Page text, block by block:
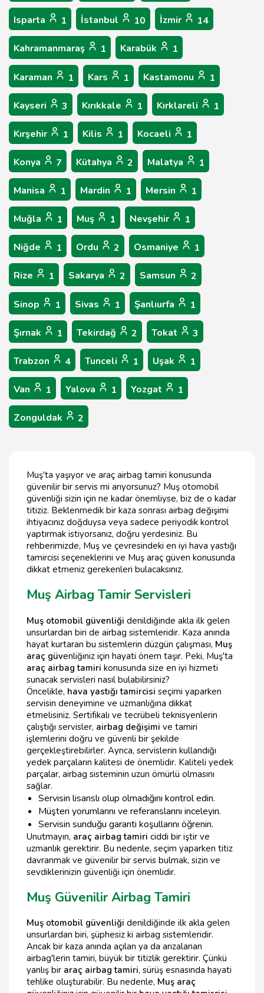
Isparta 1 İstanbul 10 İzmir 14
Kahramanmaraş 1 Karabük 1
Karaman 1 Kars 1 Kastamonu 1
Kayseri 3 Kırıkkale 1 Kırklareli 1
Kırşehir 1 Kilis 1 Kocaeli 1
Konya 7 Kütahya 2 Malatya 1
Manisa 1 Mardin 1 Mersin 1
Muğla 1 Muş 1 Nevşehir 1
Niğde 1 Ordu 2 Osmaniye 1
Rize 1 Sakarya 2 Samsun 2
Sinop 1 Sivas 1 Şanlıurfa 1
Şırnak 1 Tekirdağ 2 Tokat 3
Trabzon 4 Tunceli 1 Uşak 1
Van 1 Yalova 1 Yozgat 1
Zonguldak 2
Muş'ta yaşıyor ve araç airbag tamiri konusunda
güvenilir bir servis mi arıyorsunuz? Muş otomobil
güvenliği sizin için ne kadar önemliyse, biz de o kadar
titiziz. Beklenmedik bir kaza sonrası airbag değişimi
ihtiyacınız doğduysa veya sadece periyodik kontrol
yaptırmak istiyorsanız, doğru yerdesiniz. Bu
rehberimizde, Muş ve çevresindeki en iyi hava yastığı
tamircisi seçeneklerini ve Muş araç güven konusunda
dikkat etmeniz gerekenleri bulacaksınız.
Muş Airbag Tamir Servisleri
Muş otomobil güvenliği denildiğinde akla ilk gelen
unsurlardan biri de airbag sistemleridir. Kaza anında
hayat kurtaran bu sistemlerin düzgün çalışması, Muş
araç güvenliğiniz için hayati önem taşır. Peki, Muş'ta
araç airbag tamiri konusunda size en iyi hizmeti
sunacak servisleri nasıl bulabilirsiniz?
Öncelikle, hava yastığı tamircisi seçimi yaparken
servisin deneyimine ve uzmanlığına dikkat
etmelisiniz. Sertifikalı ve tecrübeli teknisyenlerin
çalıştığı servisler, airbag değişimi ve tamiri
işlemlerini doğru ve güvenli bir şekilde
gerçekleştirebilirler. Ayrıca, servislerin kullandığı
yedek parçaların kalitesi de önemlidir. Kaliteli yedek
parçalar, airbag sisteminin uzun ömürlü olmasını
sağlar.
Servisin lisanslı olup olmadığını kontrol edin.
Müşteri yorumlarını ve referanslarını inceleyin.
Servisin sunduğu garanti koşullarını öğrenin.
Unutmayın, araç airbag tamiri ciddi bir iştir ve
uzmanlık gerektirir. Bu nedenle, seçim yaparken titiz
davranmak ve güvenilir bir servis bulmak, sizin ve
sevdiklerinizin güvenliği için önemlidir.
Muş Güvenilir Airbag Tamiri
Muş otomobil güvenliği denildiğinde ilk akla gelen
unsurlardan biri, şüphesiz ki airbag sistemleridir.
Ancak bir kaza anında açılan ya da arızalanan
airbag'lerin tamiri, büyük bir titizlik gerektirir. Çünkü
yanlış bir araç airbag tamiri, sürüş esnasında hayati
tehlike oluşturabilir. Bu nedenle, Muş araç